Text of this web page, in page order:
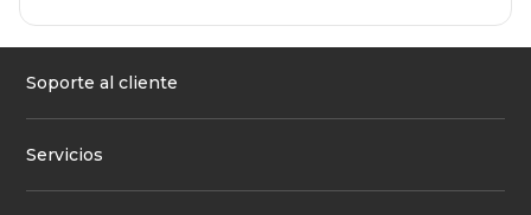
Soporte al cliente
Servicios